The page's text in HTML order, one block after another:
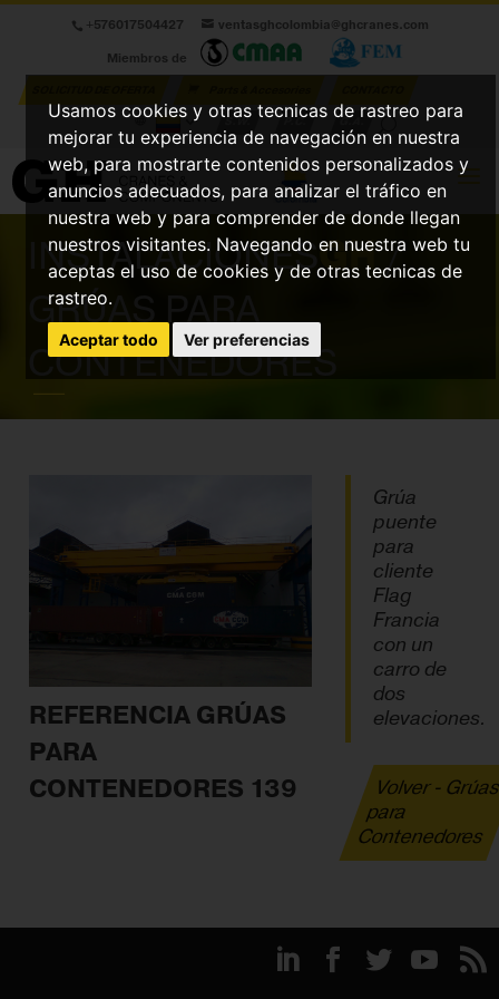
Usamos cookies y otras tecnicas de rastreo para
mejorar tu experiencia de navegación en nuestra
web, para mostrarte contenidos personalizados y
anuncios adecuados, para analizar el tráfico en
nuestra web y para comprender de donde llegan
nuestros visitantes. Navegando en nuestra web tu
aceptas el uso de cookies y de otras tecnicas de
rastreo.
Aceptar todo Ver preferencias
+576017504427
ventasghcolombia@ghcranes.com
Miembros de
S.W.
P.C. G.A.
INSTALACIONESGH/
GRÚAS PARA
CONTENEDORES
REFERENCIA GRÚAS
PARA
CONTENEDORES 139
Grúa
puente
para
cliente
Flag
Francia
con un
carro de
dos
elevaciones.
Volver -
para
Contenedores